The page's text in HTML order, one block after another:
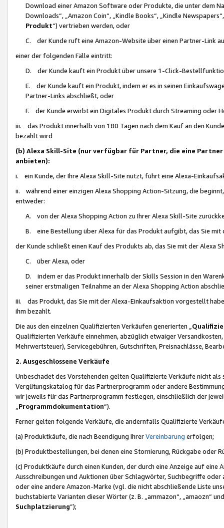
Download einer Amazon Software oder Produkte, die unter dem
Downloads“, „Amazon Coin“, „Kindle Books“, „Kindle
Produkt“) vertrieben werden, oder
C. der Kunde ruft eine Amazon-Website über einen Partner-Link
einer der folgenden Fälle eintritt:
D. der Kunde kauft ein Produkt über unsere 1-Click-
E. der Kunde kauft ein Produkt, indem er es in seinen
Partner-Links abschließt, oder
F. der Kunde erwirbt ein Digitales Produkt durch Streaming oder
iii. das Produkt innerhalb von 180 Tagen nach dem Kauf an den
bezahlt wird
(b) Alexa Skill-Site (nur verfügbar für Partner, die eine
anbieten):
i. ein Kunde, der Ihre Alexa Skill-Site nutzt, führt eine Alexa-
ii. während einer einzigen Alexa Shopping Action-Sitzung, die
entweder:
A. von der Alexa Shopping Action zu Ihrer Alexa Skill-Site
B. eine Bestellung über Alexa für das Produkt aufgibt, das Sie mit
der Kunde schließt einen Kauf des Produkts ab, das Sie mit der Alexa
C. über Alexa, oder
D. indem er das Produkt innerhalb der Skills Session in den
seiner erstmaligen Teilnahme an der Alexa Shopping Action
iii. das Produkt, das Sie mit der Alexa-Einkaufsaktion vorgestellt
ihm bezahlt.
Die aus den einzelnen Qualifizierten Verkäufen generierten „
Qualifizierten Verkäufe einnehmen, abzüglich etwaiger
Mehrwertsteuer), Servicegebühren, Gutschriften, Preisnachlässe,
2. Ausgeschlossene Verkäufe
Unbeschadet des Vorstehenden gelten Qualifizierte Verkäufe nicht
Vergütungskatalog für das Partnerprogramm oder andere
wir jeweils für das Partnerprogramm festlegen, einschließlich der
Programmdokumentation“).
Ferner gelten folgende Verkäufe, die andernfalls Qualifizierte
(a) Produktkäufe, die nach Beendigung IhrerVereinbarung erfolgen;
(b) Produktbestellungen, bei denen eine Stornierung, Rückgabe oder
(c) Produktkäufe durch einen Kunden, der durch eine Anzeige auf
Ausschreibungen und Auktionen über Schlagwörter, Suchbegriffe
oder eine andere Amazon-Marke (vgl. die nicht abschließende Liste
buchstabierte Varianten dieser Wörter (z. B. „ammazon“, „amaozn“
Suchplatzierung”);